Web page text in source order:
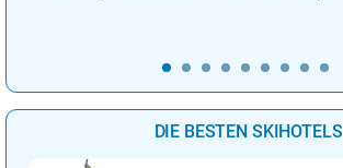
DIE BESTEN SKIHOTELS